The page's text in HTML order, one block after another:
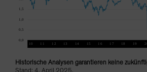
Historische Analysen garantieren keine